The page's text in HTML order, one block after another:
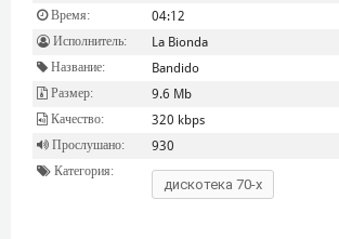
Время: 04:12
Исполнитель: La Bionda
Название: Bandido
Размер: 9.6 Mb
Качество: 320 kbps
Прослушано: 930
Категория:
дискотека 70-х